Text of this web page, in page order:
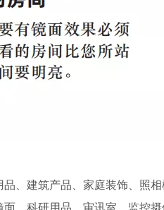
品、建筑产品、家庭装饰、照相
面、科研用品、审讯室、监控